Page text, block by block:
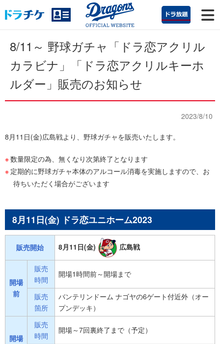
8/11～ 野球ガチャ 「ドラ恋アクリル
カラビナ」「ドラ恋アクリルキーホ
ルダー」販売のお知らせ
2023/8/10
8月11日(金)広島戦より、野球ガチャを販売いたします。
数量限定の為、無くなり次第終了となります
定期的に野球ガチャ本体のアルコール消毒を実施しますので、お
待ちいただく場合がございます
8月11日(金) ドラ恋ユニホーム2023
販売開始 8月11日(金) 広島戦
開場
前
販売
時間
開場1時間前～開場まで
販売
箇所
バンテリンドーム ナゴヤの6ゲート付近外（オー
プンデッキ）
開場
販売
時間
開場～7回裏終了まで（予定）